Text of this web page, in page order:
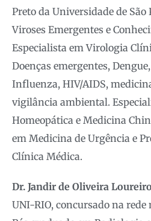
Preto da Universidade de São
Viroses Emergentes e
Especialista em Virologia
Doenças emergentes,
Influenza, HIV/AIDS,
vigilância ambiental.
Homeopática e Medicina
em Medicina de Urgência e
Clínica Médica.
Dr. Jandir de Oliveira
UNI-RIO, concursado na rede